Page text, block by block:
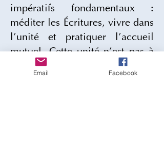
impératifs fondamentaux :
méditer les Écritures, vivre dans
l’unité et pratiquer l’accueil
mutuel. Cette unité n’est pas à
construire autour de nos idées
Email Facebook